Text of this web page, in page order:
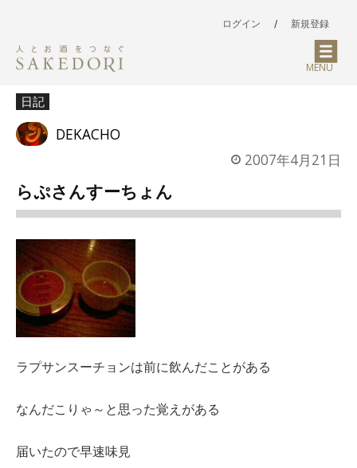
ログイン / 新規登録
MENU
日記
DEKACHO
2007年4月21日
らぷさんすーちょん
ラプサンスーチョンは前に飲んだことがある
なんだこりゃ～と思った覚えがある
届いたので早速味見